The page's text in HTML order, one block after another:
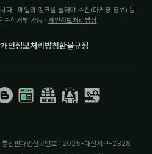
다 · 메일의 링크를 눌러야 수신(마케팅 정보) 동
수신거부 가능 · 개인정보처리방침
개인정보처리방침환불규정
신판매업신고번호 : 2025-대전서구-2328